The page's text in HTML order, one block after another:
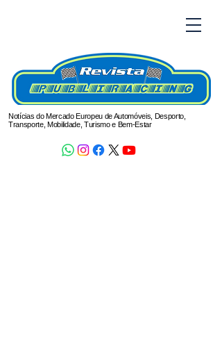
Notícias do Mercado Europeu de Automóveis, Desporto,
Transporte, Mobilidade, Turismo e Bem-Estar